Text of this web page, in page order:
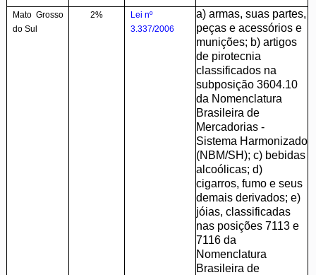
Mato Grosso
do Sul
2%
Lei nº
3.337/2006
a) armas, suas partes,
peças e acessórios e
munições; b) artigos
de pirotecnia
classificados na
subposição 3604.10
da Nomenclatura
Brasileira de
Mercadorias -
Sistema Harmonizado
(NBM/SH); c) bebidas
alcoólicas; d)
cigarros, fumo e seus
demais derivados; e)
jóias, classificadas
nas posições 7113 e
7116 da
Nomenclatura
Brasileira de